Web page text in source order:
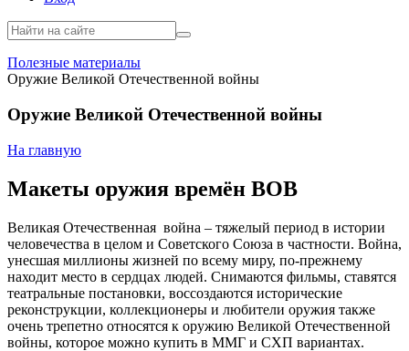
Полезные материалы
Оружие Великой Отечественной войны
Оружие Великой Отечественной войны
На главную
Макеты оружия времён ВОВ
Великая Отечественная война – тяжелый период в истории
человечества в целом и Советского Союза в частности. Война,
унесшая миллионы жизней по всему миру, по-прежнему
находит место в сердцах людей. Снимаются фильмы, ставятся
театральные постановки, воссоздаются исторические
реконструкции, коллекционеры и любители оружия также
очень трепетно относятся к оружию Великой Отечественной
войны, которое можно купить в ММГ и СХП вариантах.